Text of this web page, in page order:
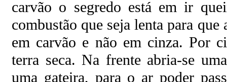
carvão o segredo está em ir
combustão que seja lenta para
em carvão e não em cinza. Por
terra seca. Na frente abria-se
uma gateira, para o ar poder